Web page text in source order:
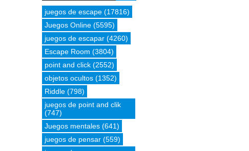
juegos de escape (17816)
Juegos Online (5595)
juegos de escapar (4260)
Escape Room (3804)
point and click (2552)
objetos ocultos (1352)
Riddle (798)
juegos de point and clik
(747)
Juegos mentales (641)
juegos de pensar (559)